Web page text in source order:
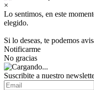
×
Lo sentimos, en este
elegido.
Si lo deseas, te podemos
Notificarme
No gracias
Suscribite a nuestro